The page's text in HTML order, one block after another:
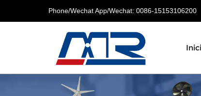
Phone/Wechat App/Wechat: 0086-15153106200